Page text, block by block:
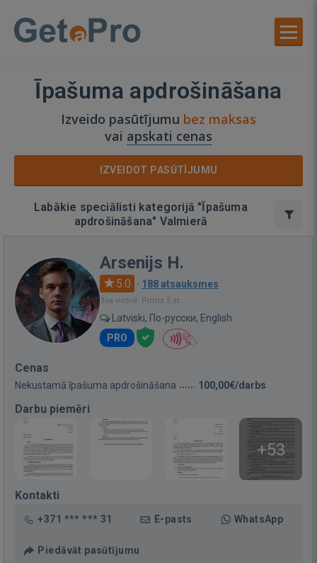
Īpašuma apdrošināšana
Izveido pasūtījumu bez maksas
vai apskati cenas
IZVEIDOT PASŪTĪJUMU
Labākie speciālisti kategorijā "Īpašuma
apdrošināšana" Valmierā
Arsenijs H.
5.0 · 188 atsauksmes
Bija vietnē: Pirms 5 st.
Latviski, По-русски, English
PRO
Cenas
Nekustamā īpašuma apdrošināšana 100,00€/darbs
Darbu piemēri
+53
Kontakti
+371 *** *** 31 E-pasts WhatsApp
Piedāvāt pasūtījumu